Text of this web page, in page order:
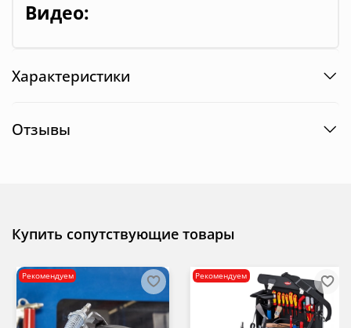
Видео:
Характеристики
Отзывы
Купить сопутствующие товары
Рекомендуем Рекомендуем